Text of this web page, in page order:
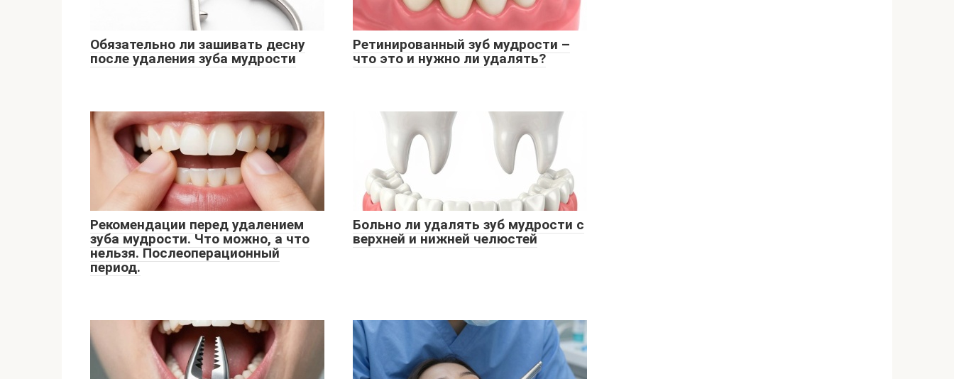
Обязательно ли зашивать десну
после удаления зуба мудрости
Ретинированный зуб мудрости –
что это и нужно ли удалять?
Рекомендации перед удалением
зуба мудрости. Что можно, а что
нельзя. Послеоперационный
период.
Больно ли удалять зуб мудрости с
верхней и нижней челюстей